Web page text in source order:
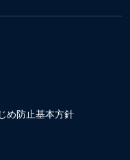
め防止基本方針